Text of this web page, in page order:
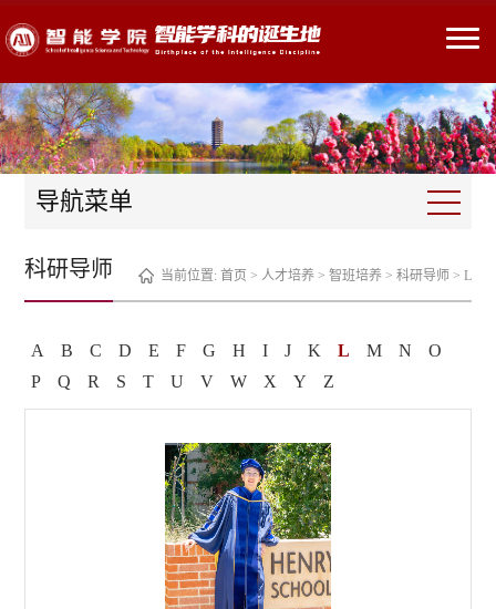
导航菜单
当前位置: 首页 > 人才培养 > 智班培养 > 科研导师> L
科研导师
A B C D E F G H I J K L M N
O
P
Q R S T U V W X Y Z